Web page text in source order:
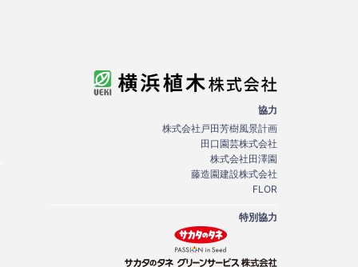
協力
株式会社戸田芳樹風景計画
田口園芸株式会社
株式会社田澤園
藤造園建設株式会社
FLOR
特別協力